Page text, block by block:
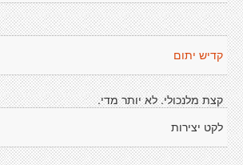
קדיש יתום
קצת מלנכולי. לא יותר מדי.
לקט יצירות